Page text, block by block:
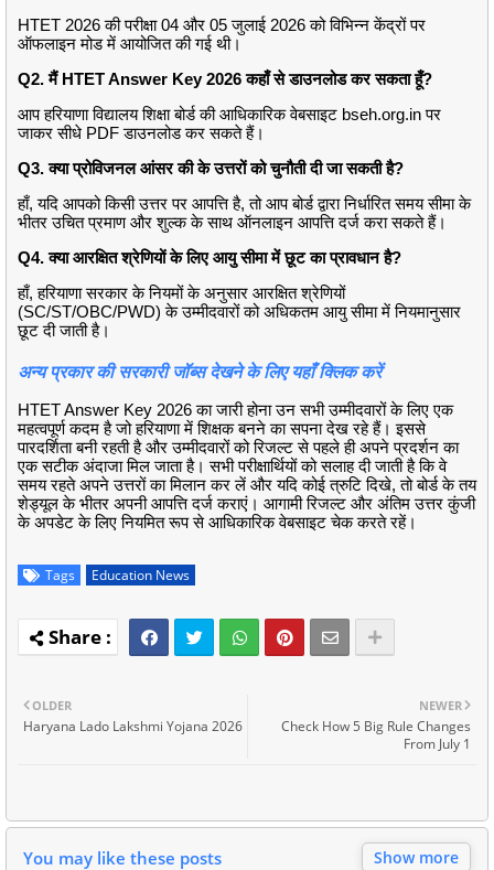
HTET 2026 की परीक्षा 04 और 05 जुलाई 2026 को विभिन्न केंद्रों पर
ऑफलाइन मोड में आयोजित की गई थी।
Q2. मैं HTET Answer Key 2026 कहाँ से डाउनलोड कर सकता हूँ?
आप हरियाणा विद्यालय शिक्षा बोर्ड की आधिकारिक वेबसाइट bseh.org.in पर
जाकर सीधे PDF डाउनलोड कर सकते हैं।
Q3. क्या प्रोविजनल आंसर की के उत्तरों को चुनौती दी जा सकती है?
हाँ, यदि आपको किसी उत्तर पर आपत्ति है, तो आप बोर्ड द्वारा निर्धारित समय सीमा के
भीतर उचित प्रमाण और शुल्क के साथ ऑनलाइन आपत्ति दर्ज करा सकते हैं।
Q4. क्या आरक्षित श्रेणियों के लिए आयु सीमा में छूट का प्रावधान है?
हाँ, हरियाणा सरकार के नियमों के अनुसार आरक्षित श्रेणियों
(SC/ST/OBC/PWD) के उम्मीदवारों को अधिकतम आयु सीमा में नियमानुसार
छूट दी जाती है।
अन्य प्रकार की सरकारी जॉब्स देखने के लिए यहाँ क्लिक करें
HTET Answer Key 2026 का जारी होना उन सभी उम्मीदवारों के लिए एक
महत्वपूर्ण कदम है जो हरियाणा में शिक्षक बनने का सपना देख रहे हैं। इससे
पारदर्शिता बनी रहती है और उम्मीदवारों को रिजल्ट से पहले ही अपने प्रदर्शन का
एक सटीक अंदाजा मिल जाता है। सभी परीक्षार्थियों को सलाह दी जाती है कि वे
समय रहते अपने उत्तरों का मिलान कर लें और यदि कोई त्रुटि दिखे, तो बोर्ड के तय
शेड्यूल के भीतर अपनी आपत्ति दर्ज कराएं। आगामी रिजल्ट और अंतिम उत्तर कुंजी
के अपडेट के लिए नियमित रूप से आधिकारिक वेबसाइट चेक करते रहें।
Tags Education News
NEWER
Check How 5 Big Rule Changes
From July 1
OLDER
Haryana Lado Lakshmi Yojana 2026
You may like these posts Show more